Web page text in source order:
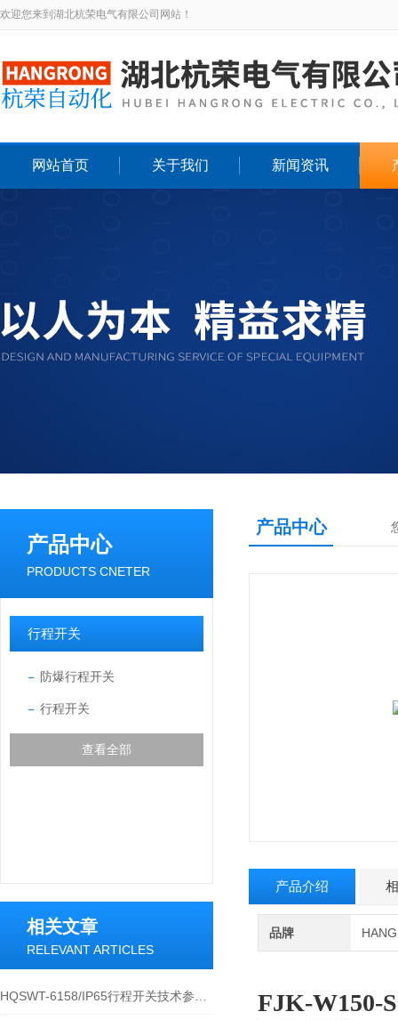
欢迎您来到湖北杭荣电气有限公司网站！
网站首页 关于我们 新闻资讯
产品中心
PRODUCTS CNETER
行程开关
防爆行程开关
行程开关
查看全部
相关文章
RELEVANT ARTICLES
产品中心
产品介绍
品牌
FJK-W150-